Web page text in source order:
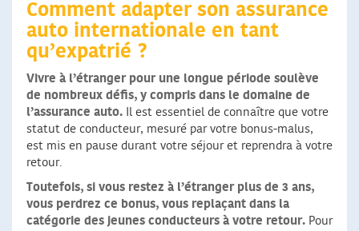
Comment adapter son assurance
auto internationale en tant
qu’expatrié ?
Vivre à l’étranger pour une longue période soulève
de nombreux défis, y compris dans le domaine de
l’assurance auto. Il est essentiel de connaître que votre
statut de conducteur, mesuré par votre bonus-malus,
est mis en pause durant votre séjour et reprendra à votre
retour.
Toutefois, si vous restez à l’étranger plus de 3 ans,
vous perdrez ce bonus, vous replaçant dans la
catégorie des jeunes conducteurs à votre retour. Pour